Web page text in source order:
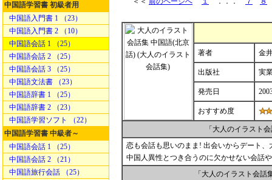
中国語学習書 初級者用
中国語入門書 1 （23）
中国語入門書 2 （10）
中国語会話 1 （25）
中国語会話 2 （25）
中国語会話 3 （25）
中国語文法書 （23）
中国語辞書 1 （25）
中国語辞書 2 （23）
中国語学習ソフト （22）
中国語学習書 中級者～
中国語会話 1 （25）
中国語会話 2 （21）
中国語旅行会話 （25）
著者 金
出版社 実
発売日
おすすめ度
「大人のイラスト
恋も会話も思いのまま! 出会いからデート
中国人異性とつき合うのに欠かせない会話
「大人のイラスト会